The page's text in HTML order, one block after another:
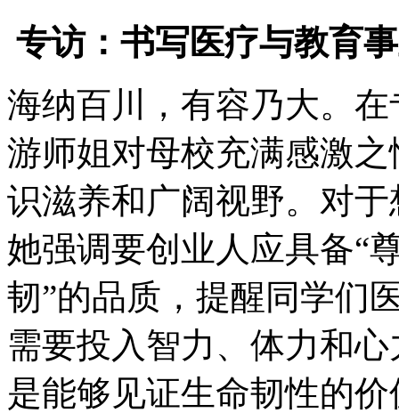
专访：书写医疗与教育
海纳百川，有容乃大。
游师姐对母校充满感激
识滋养和广阔视野。对
她强调要创业人应具备“
韧”的品质，提醒同学们
需要投入智力、体力和
是能够见证生命韧性的